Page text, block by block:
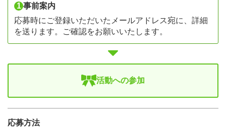
1 事前案内
応募時にご登録いただいたメールアドレス宛に、詳細
を送ります。ご確認をお願いいたします。
活動への参加
応募方法